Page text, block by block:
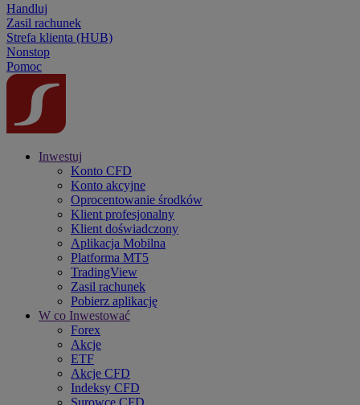
Handluj
Zasil rachunek
Strefa klienta (HUB)
Nonstop
Pomoc
Inwestuj
Konto CFD
Konto akcyjne
Oprocentowanie środków
Klient profesjonalny
Klient doświadczony
Aplikacja Mobilna
Platforma MT5
TradingView
Zasil rachunek
Pobierz aplikację
W co Inwestować
Forex
Akcje
ETF
Akcje CFD
Indeksy CFD
Surowce CFD